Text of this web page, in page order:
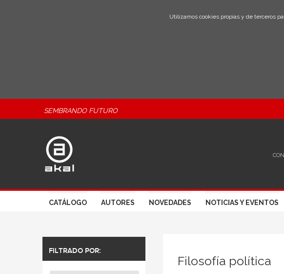
Utilizamos cookies propias y de terceros
SEMBRANDO FUTURO
CATÁLOGO AUTORES NOVEDADES NOTICIAS Y EVENTOS
FILTRADO POR:
Filosofía política